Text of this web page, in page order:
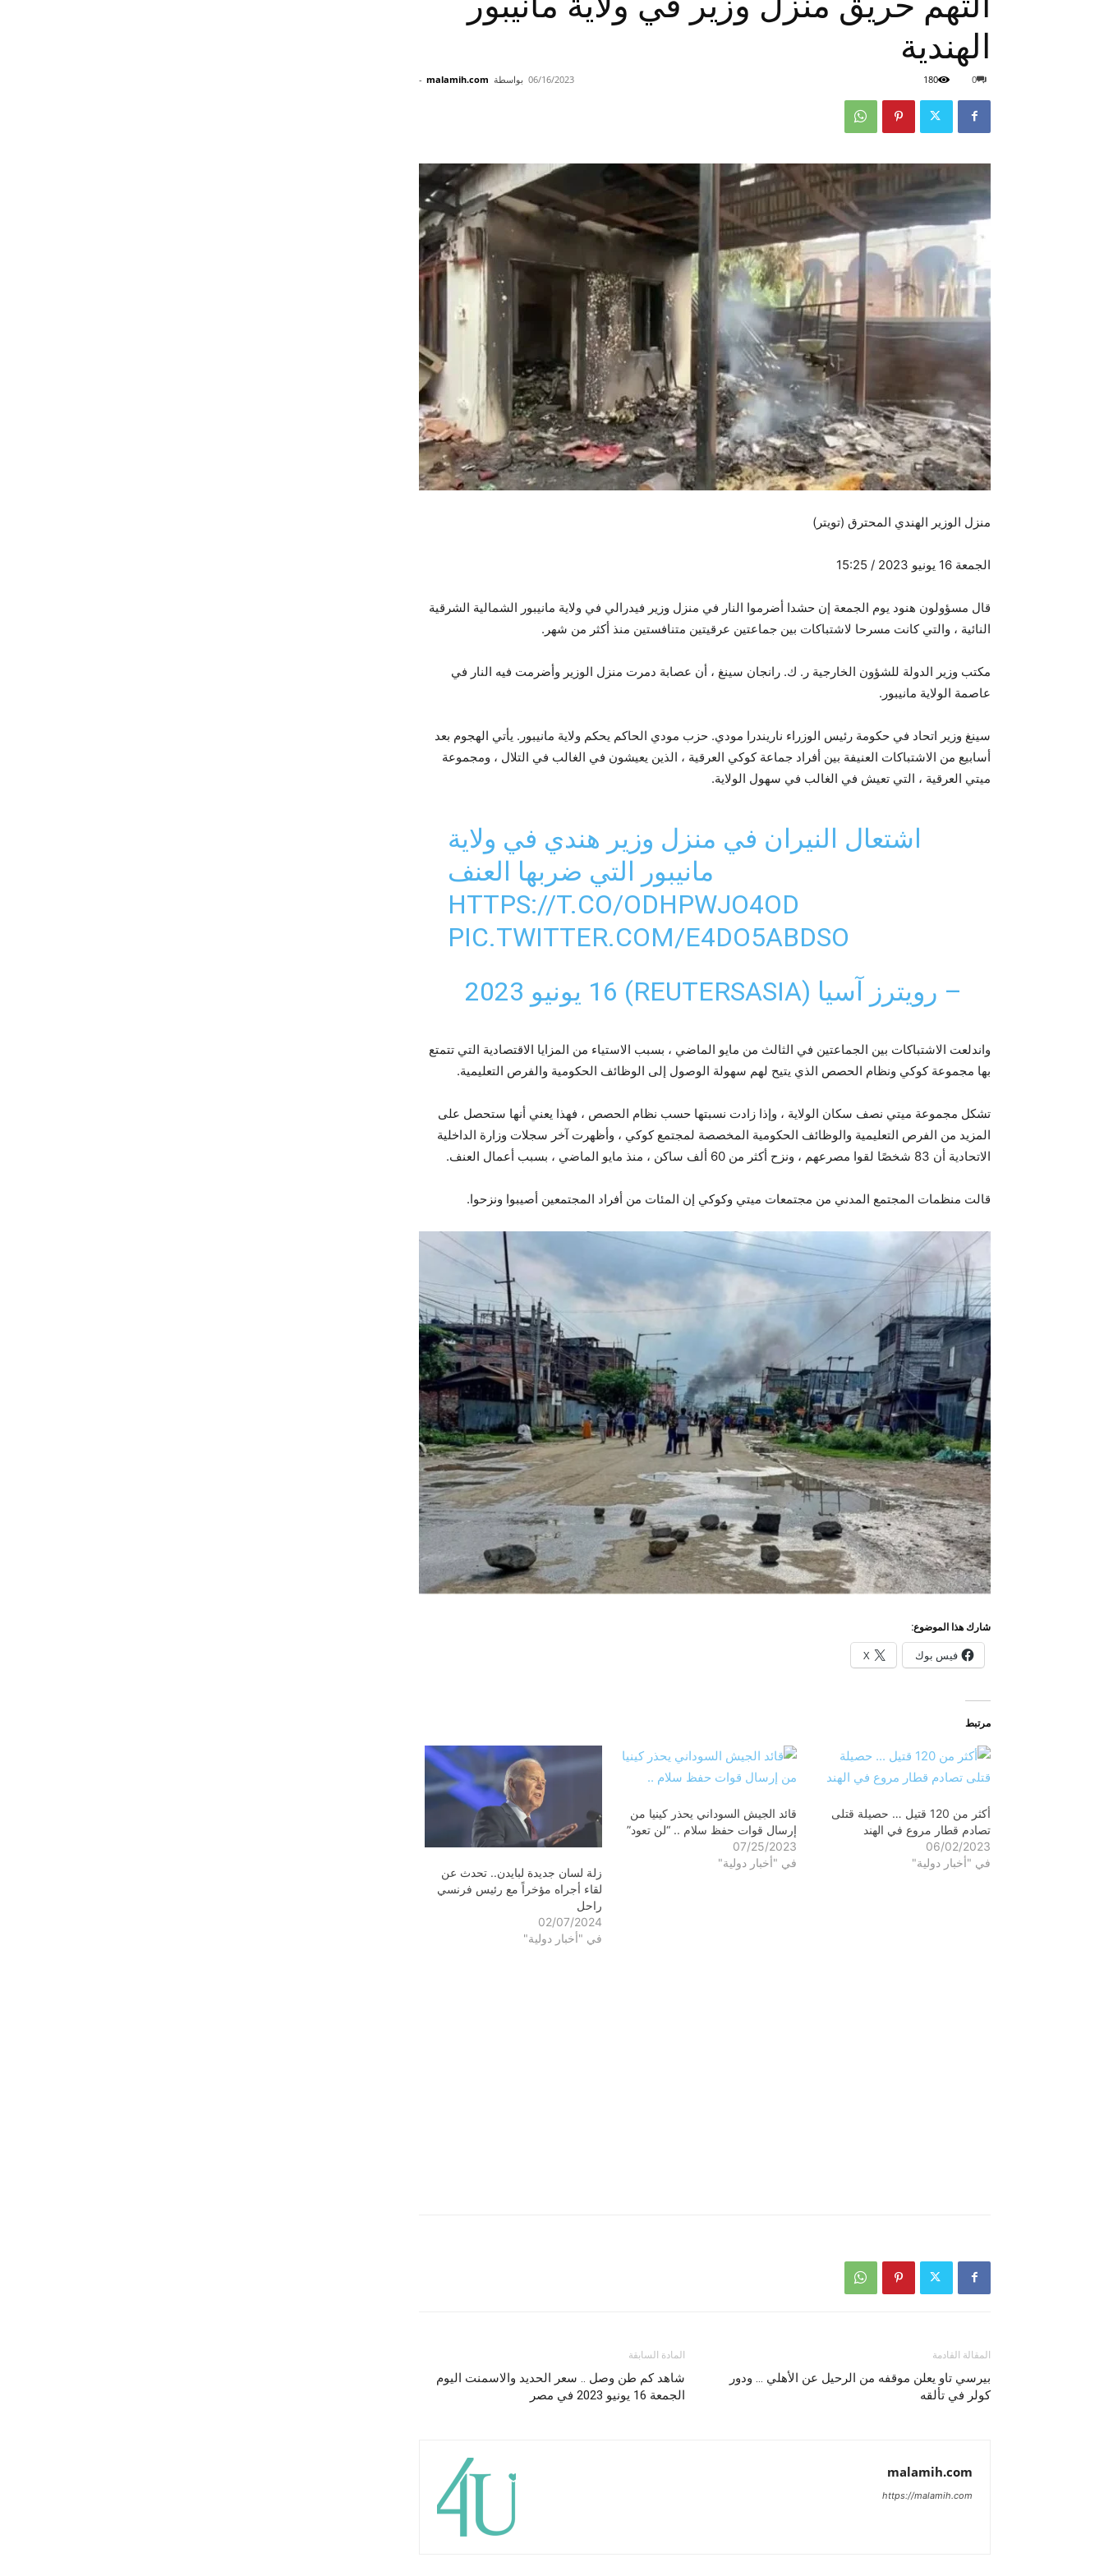
الهندية
بواسطة malamih.com
- 06/16/2023 0
180
منزل الوزير الهندي المحترق (تويتر)
الجمعة 16 يونيو 2023 / 15:25
قال مسؤولون هنود يوم الجمعة إن حشدا أضرموا النار في منزل وزير فيدرالي في ولاية مانيبور الشمالية الشرقية
النائية ، والتي كانت مسرحا لاشتباكات بين جماعتين عرقيتين متنافستين منذ أكثر من شهر.
مكتب وزير الدولة للشؤون الخارجية ر. ك. رانجان سينغ ، أن عصابة دمرت منزل الوزير وأضرمت فيه النار في
عاصمة الولاية مانيبور.
سينغ وزير اتحاد في حكومة رئيس الوزراء ناريندرا مودي. حزب مودي الحاكم يحكم ولاية مانيبور. يأتي الهجوم بعد
أسابيع من الاشتباكات العنيفة بين أفراد جماعة كوكي العرقية ، الذين يعيشون في الغالب في التلال ، ومجموعة
ميتي العرقية ، التي تعيش في الغالب في سهول الولاية.
اشتعال النيران في منزل وزير هندي في ولاية
مانيبور التي ضربها العنف
HTTPS://T.CO/ODHPWJO4OD
PIC.TWITTER.COM/E4DO5ABDSO
– رويترز آسيا (REUTERSASIA)
16 يونيو 2023
واندلعت الاشتباكات بين الجماعتين في الثالث من مايو الماضي ، بسبب الاستياء من المزايا الاقتصادية التي تتمتع
بها مجموعة كوكي ونظام الحصص الذي يتيح لهم سهولة الوصول إلى الوظائف الحكومية والفرص التعليمية.
تشكل مجموعة ميتي نصف سكان الولاية ، وإذا زادت نسبتها حسب نظام الحصص ، فهذا يعني أنها ستحصل على
المزيد من الفرص التعليمية والوظائف الحكومية المخصصة لمجتمع كوكي ، وأظهرت آخر سجلات وزارة الداخلية
الاتحادية أن 83 شخصًا لقوا مصرعهم ، ونزح أكثر من 60 ألف ساكن ، منذ مايو الماضي ، بسبب أعمال العنف.
قالت منظمات المجتمع المدني من مجتمعات ميتي وكوكي إن المئات من أفراد المجتمعين أصيبوا ونزحوا.
شارك هذا الموضوع:
فيس بوك X
مرتبط
أكثر من 120 قتيل … حصيلة قتلى
تصادم قطار مروع في الهند
06/02/2023
في "أخبار دولية"
قائد الجيش السوداني يحذر كينيا من
إرسال قوات حفظ سلام .. “لن تعود”
07/25/2023
في "أخبار دولية"
زلة لسان جديدة لبايدن.. تحدث عن
لقاء أجراه مؤخراً مع رئيس فرنسي
راحل
02/07/2024
في "أخبار دولية"
المادة السابقة
شاهد كم طن وصل .. سعر الحديد والاسمنت اليوم
الجمعة 16 يونيو 2023 في مصر
المقالة القادمة
بيرسي تاو يعلن موقفه من الرحيل عن الأهلي … ودور
كولر في تألقه
malamih.com
https://malamih.com